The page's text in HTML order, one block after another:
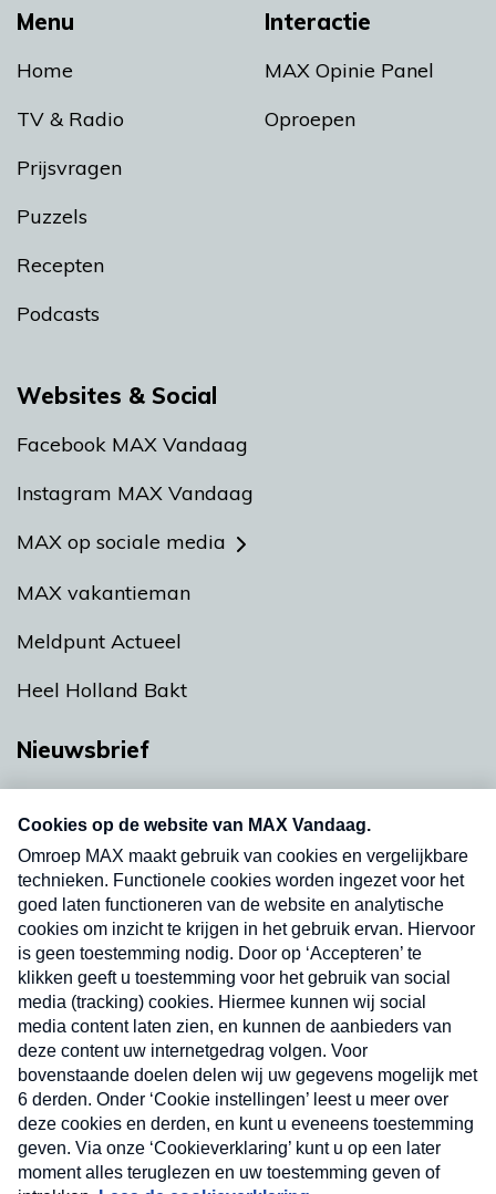
Menu
Home
TV & Radio
Prijsvragen
Puzzels
Recepten
Podcasts
Interactie
MAX Opinie Panel
Oproepen
Websites & Social
Facebook MAX Vandaag
Instagram MAX Vandaag
MAX op sociale media
MAX vakantieman
Meldpunt Actueel
Heel Holland Bakt
Nieuwsbrief
nieuwsbrief. Elke vrijdag- en dinsdagochtend in
uw mailbox.
Verzend
Nieuwsbrief
Neem hier een gratis abonnement op onze